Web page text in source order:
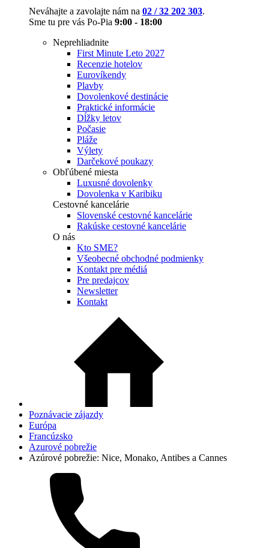
Neváhajte a zavolajte nám na 02 / 32 202 303.
Sme tu pre vás Po-Pia 9:00 - 18:00
Neprehliadnite
First Minute Leto 2027
Recenzie hotelov
Eurovíkendy
Plavby
Dovolenkové destinácie
Praktické informácie
Dĺžky letov
Počasie
Pláže
Výlety
Darčekové poukazy
Obľúbené miesta
Luxusné dovolenky
Dovolenka v Karibiku
Cestovné kancelárie
Slovenské cestovné kancelárie
Rakúske cestovné kancelárie
O nás
Kto SME?
Všeobecné obchodné podmienky
Kontakt pre médiá
Pre predajcov
Newsletter
Kontakt
Poznávacie zájazdy
Európa
Francúzsko
Azurové pobrežie
Azúrové pobrežie: Nice, Monako, Antibes a Cannes